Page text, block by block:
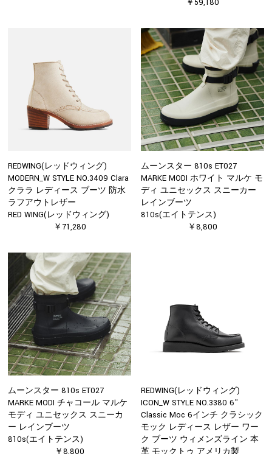
￥59,180
REDWING(レッドウィング)
MODERN_W STYLE NO.3409 Clara
クララ レディース ブーツ 防水
ラフアウトレザー
RED WING(レッドウィング)
￥71,280
ムーンスター 810s ET027
MARKE MODI ホワイト マルケ モ
ディ ユニセックス スニーカー
レインブーツ
810s(エイトテンス)
￥8,800
ムーンスター 810s ET027
MARKE MODI チャコール マルケ
モディ ユニセックス スニーカ
ー レインブーツ
810s(エイトテンス)
￥8,800
REDWING(レッドウィング)
ICON_W STYLE NO.3380 6"
Classic Moc 6インチ クラシック
モック レディース レザー ワー
ク ブーツ ウィメンズライン 本
革 モックトゥ アメリカ製